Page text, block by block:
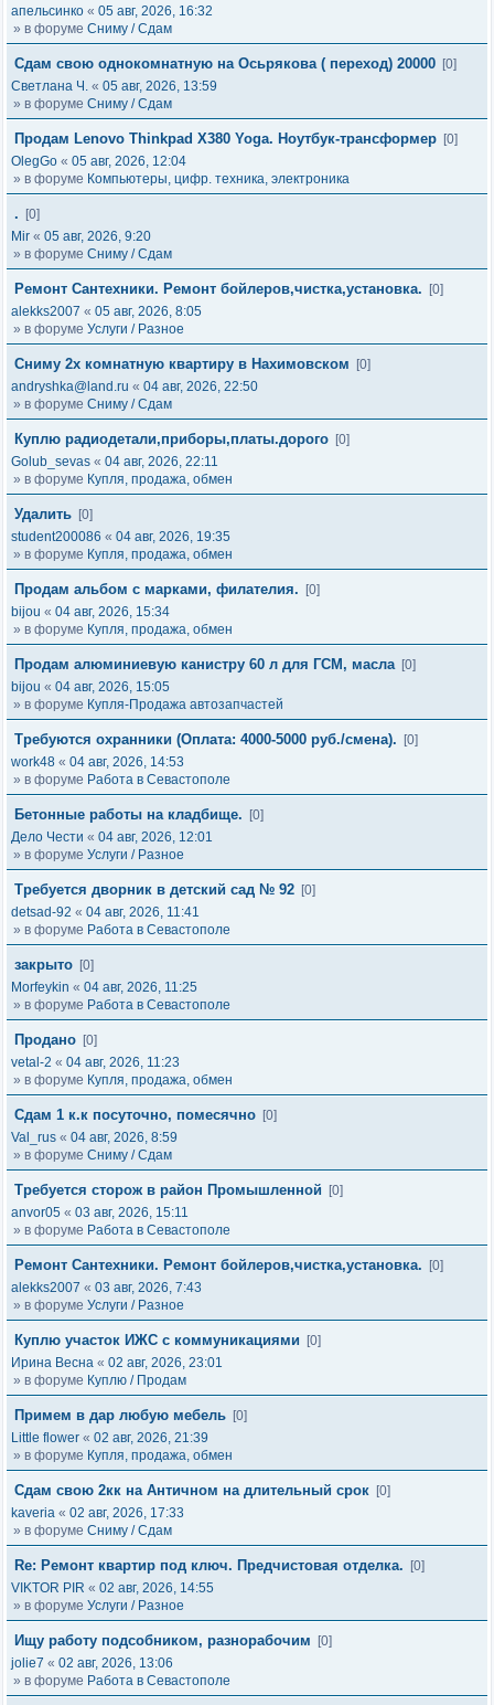
апельсинко « 05 авг, 2026, 16:32
» в форуме Сниму / Сдам
Сдам свою однокомнатную на Осьрякова ( переход) 20000 [0]
Светлана Ч. « 05 авг, 2026, 13:59
» в форуме Сниму / Сдам
Продам Lenovo Thinkpad X380 Yoga. Ноутбук-трансформер [0]
OlegGo « 05 авг, 2026, 12:04
» в форуме Компьютеры, цифр. техника, электроника
.
[0]
Mir « 05 авг, 2026, 9:20
» в форуме Сниму / Сдам
Ремонт Сантехники. Ремонт бойлеров,чистка,установка.
[0]
alekks2007 « 05 авг, 2026, 8:05
» в форуме Услуги / Разное
Сниму 2х комнатную квартиру в Нахимовском
[0]
andryshka@land.ru « 04 авг, 2026, 22:50
» в форуме Сниму / Сдам
Куплю радиодетали,приборы,платы.дорого [0]
Golub_sevas « 04 авг, 2026, 22:11
» в форуме Купля, продажа, обмен
Удалить [0]
student200086 « 04 авг, 2026, 19:35
» в форуме Купля, продажа, обмен
Продам альбом с марками, филателия.
[0]
bijou « 04 авг, 2026, 15:34
» в форуме Купля, продажа, обмен
Продам алюминиевую канистру 60 л для ГСМ, масла [0]
bijou « 04 авг, 2026, 15:05
» в форуме Купля-Продажа автозапчастей
Требуются охранники (Оплата: 4000-5000 руб./смена).
[0]
work48 « 04 авг, 2026, 14:53
» в форуме Работа в Севастополе
Бетонные работы на кладбище.
[0]
Дело Чести « 04 авг, 2026, 12:01
» в форуме Услуги / Разное
Требуется дворник в детский сад № 92 [0]
detsad-92 « 04 авг, 2026, 11:41
» в форуме Работа в Севастополе
закрыто [0]
Morfeykin « 04 авг, 2026, 11:25
» в форуме Работа в Севастополе
Продано [0]
vetal-2 « 04 авг, 2026, 11:23
» в форуме Купля, продажа, обмен
Сдам 1 к.к посуточно, помесячно [0]
Val_rus « 04 авг, 2026, 8:59
» в форуме Сниму / Сдам
Требуется сторож в район Промышленной
[0]
anvor05 « 03 авг, 2026, 15:11
» в форуме Работа в Севастополе
Ремонт Сантехники. Ремонт бойлеров,чистка,установка.
[0]
alekks2007 « 03 авг, 2026, 7:43
» в форуме Услуги / Разное
Куплю участок ИЖС с коммуникациями
[0]
Ирина Весна « 02 авг, 2026, 23:01
» в форуме Куплю / Продам
Примем в дар любую мебель [0]
Little flower « 02 авг, 2026, 21:39
» в форуме Купля, продажа, обмен
Сдам свою 2кк на Античном на длительный срок [0]
kaveria « 02 авг, 2026, 17:33
» в форуме Сниму / Сдам
Re: Ремонт квартир под ключ. Предчистовая отделка.
[0]
VIKTOR PIR « 02 авг, 2026, 14:55
» в форуме Услуги / Разное
Ищу работу подсобником, разнорабочим
[0]
jolie7 « 02 авг, 2026, 13:06
» в форуме Работа в Севастополе